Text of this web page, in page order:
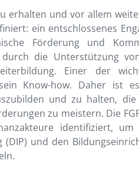
erhalten und vor allem
ein entschlossenes
Förderung und
die Unterstützung
Einer der
Know-how. Daher ist
und zu halten,
zu meistern. Die
identifiziert,
und den